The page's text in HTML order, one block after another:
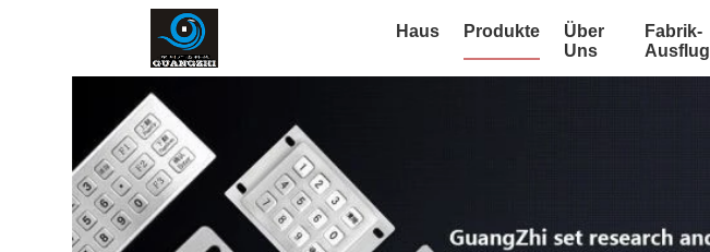
Haus Produkte
Über
Uns
Fabrik-
Ausflug